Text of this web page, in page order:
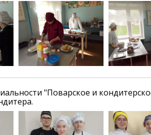
"Поварское и